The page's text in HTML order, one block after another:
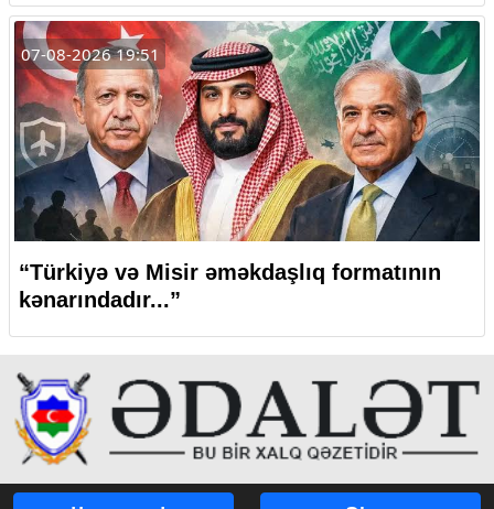
07-08-2026 19:51
“Türkiyə və Misir əməkdaşlıq formatının
kənarındadır...”